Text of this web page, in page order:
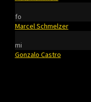
fo
Marcel Schmelzer
mi
Gonzalo Castro